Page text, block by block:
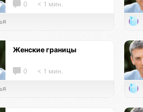
0 < 1 мин.
Женские границы
0 < 1 мин.